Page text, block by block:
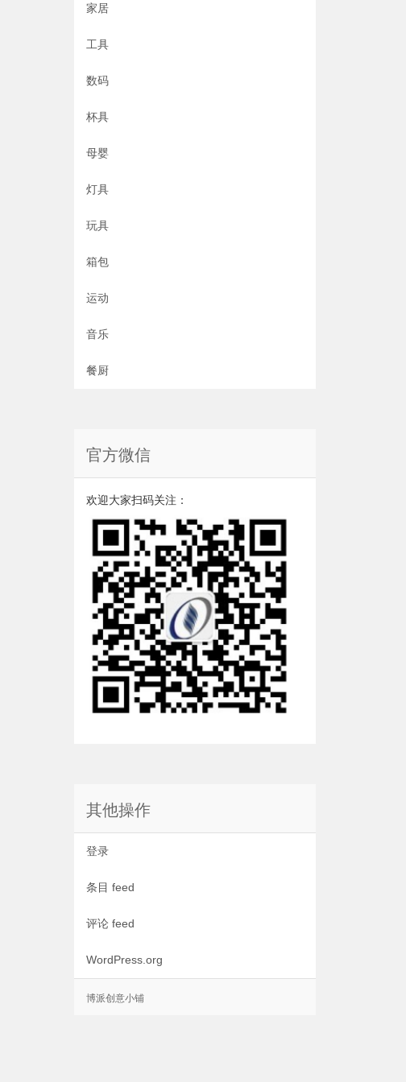
家居
工具
数码
杯具
母婴
灯具
玩具
箱包
运动
音乐
餐厨
官方微信
欢迎大家扫码关注：
其他操作
登录
条目 feed
评论 feed
WordPress.org